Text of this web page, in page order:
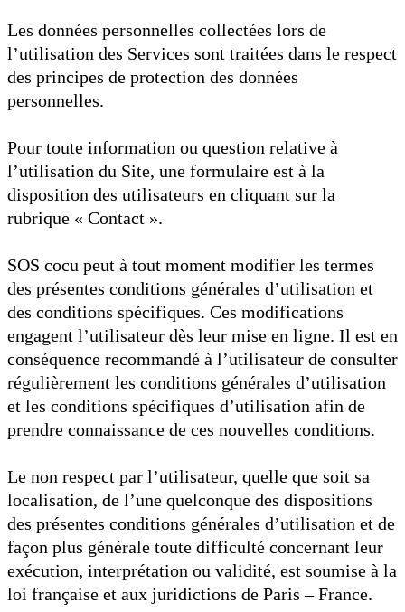
Les données personnelles collectées lors de
l’utilisation des Services sont traitées dans le respect
des principes de protection des données
personnelles.
Pour toute information ou question relative à
l’utilisation du Site, une formulaire est à la
disposition des utilisateurs en cliquant sur la
rubrique « Contact ».
SOS cocu peut à tout moment modifier les termes
des présentes conditions générales d’utilisation et
des conditions spécifiques. Ces modifications
engagent l’utilisateur dès leur mise en ligne. Il est en
conséquence recommandé à l’utilisateur de consulter
régulièrement les conditions générales d’utilisation
et les conditions spécifiques d’utilisation afin de
prendre connaissance de ces nouvelles conditions.
Le non respect par l’utilisateur, quelle que soit sa
localisation, de l’une quelconque des dispositions
des présentes conditions générales d’utilisation et de
façon plus générale toute difficulté concernant leur
exécution, interprétation ou validité, est soumise à la
loi française et aux juridictions de Paris – France.